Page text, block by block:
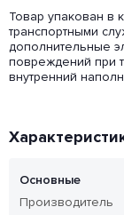
Товар упакован в
транспортными
дополнительные
повреждений при
внутренний
Основные
Производитель